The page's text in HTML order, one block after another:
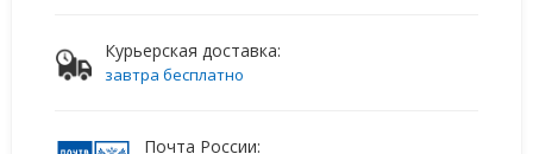
Курьерская доставка:
завтра бесплатно
Почта России: